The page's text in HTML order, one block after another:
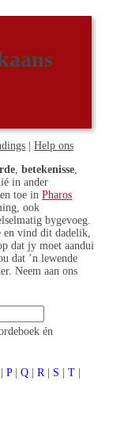
|Help ons
,betekenisse
in ander
en toe inPharos
ook
bygevoeg.
vind dit dadelik,
dat jy moet aandui
dat ’n lewende
Neem aan ons
én
| P | Q | R | S | T |